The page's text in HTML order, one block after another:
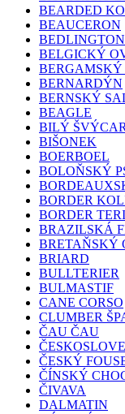
BEARDED
BEAUCERON
BELGICKÝ
BERNARDÝN
BERNSKÝ
BEAGLE
BILÝ
BIŠONEK
BOERBOEL
BOLOŇSKÝ
BORDER
BORDER
BRAZILSKÁ
BRETAŇSKÝ
BRIARD
BULLTERIER
BULMASTIF
CANE CORSO
CLUMBER
ČAU ČAU
ČESKÝ
ČÍNSKÝ
ČIVAVA
DALMATIN